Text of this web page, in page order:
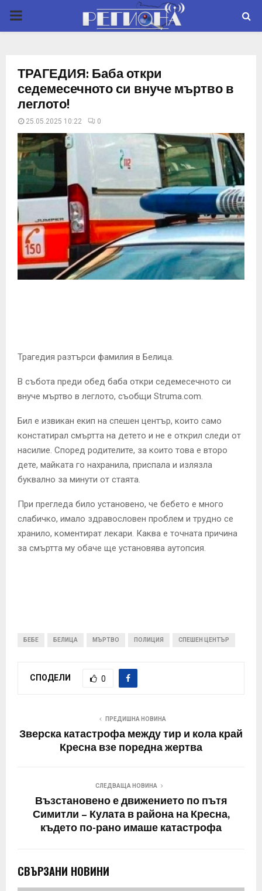
P
M
A
R
Y
M
E
ТРАГЕДИЯ: Баба откри
седемесечното си внуче мъртво в
леглото!
25.05.2025 10:22 0
Трагедия разтърси фамилия в Белица.
В събота преди обед баба откри седемесечното си
внуче мъртво в леглото, съобщи Struma.com.
Бил е извикан екип на спешен център, които само
констатирал смъртта на детето и не е открил следи от
насилие. Според родителите, за които това е второ
дете, майката го нахранила, приспала и излязла
буквално за минути от стаята.
При прегледа било установено, че бебето е много
слабичко, имало здравословен проблем и трудно се
хранило, коментират лекари. Каква е точната причина
за смъртта му обаче ще установява аутопсия.
БЕБЕ БЕЛИЦА МЪРТВО ПОЛИЦИЯ СПЕШЕН ЦЕНТЪР
СПОДЕЛИ 0
ПРЕДИШНА НОВИНА
Зверска катастрофа между тир и кола край
Кресна взе поредна жертва
СЛЕДВАЩА НОВИНА
Възстановено е движението по пътя
Симитли – Кулата в района на Кресна,
където по-рано имаше катастрофа
СВЪРЗАНИ НОВИНИ